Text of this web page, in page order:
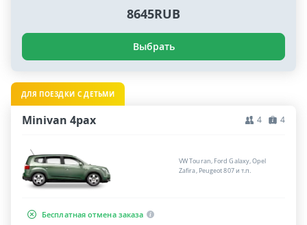
8645RUB
Выбрать
ДЛЯ ПОЕЗДКИ С ДЕТЬМИ
Minivan 4pax 4 4
VW Touran, Ford Galaxy, Opel
Zafira, Peugeot 807 и т.п.
Бесплатная отмена заказа